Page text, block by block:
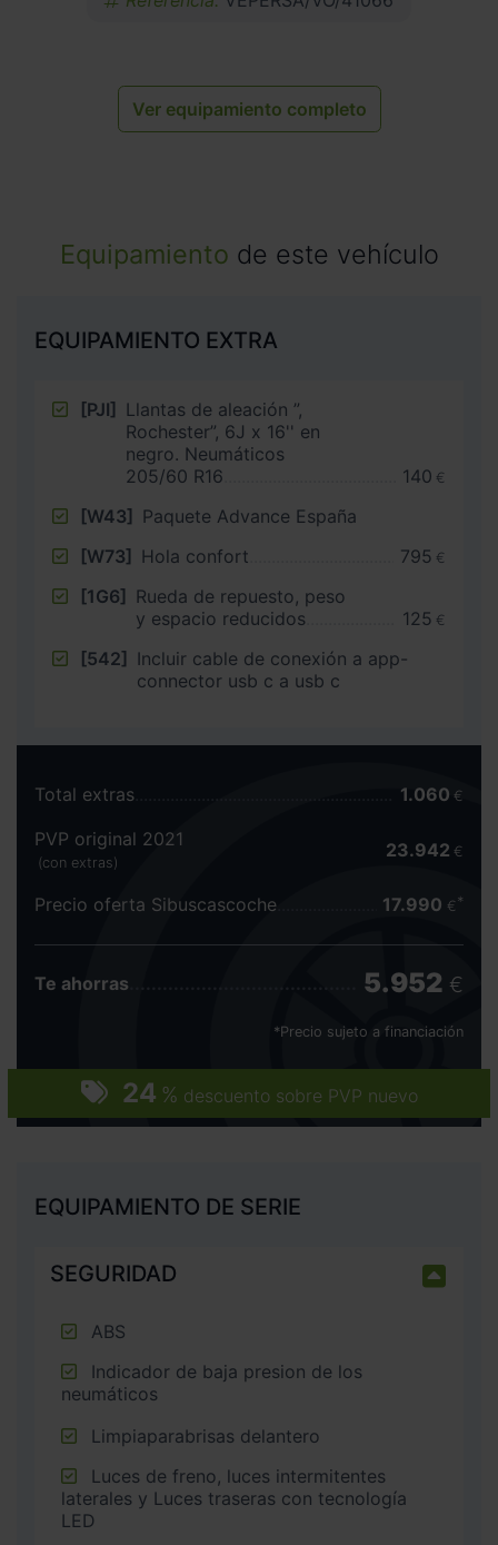
Ver equipamiento completo
Equipamiento de este vehículo
EQUIPAMIENTO EXTRA
[PJI] Llantas de aleación ”,
Rochester”, 6J x 16'' en
negro. Neumáticos
205/60 R16
140 €
[W43] Paquete Advance España
[W73] Hola confort 795 €
[1G6] Rueda de repuesto, peso
y espacio reducidos
125 €
[542] Incluir cable de conexión a app-
connector usb c a usb c
24 % descuento sobre PVP nuevo
Total extras 1.060 €
PVP original 2021
(con extras)
23.942 €
Precio oferta Sibuscascoche 17.990 €
Te ahorras 5.952 €
*Precio sujeto a financiación
EQUIPAMIENTO DE SERIE
SEGURIDAD
ABS
neumáticos
Limpiaparabrisas delantero
laterales y Luces traseras con tecnología
LED